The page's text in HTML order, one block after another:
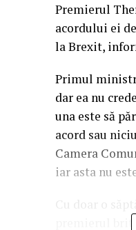
Premierul
acordului ei
la Brexit,
Primul
dar ea nu
una este să
acord sau
Camera
iar asta nu
premierul